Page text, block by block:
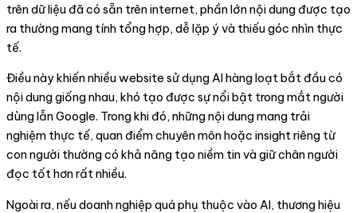
trên dữ liệu đã có sẵn trên internet, phần lớn nội dung được tạo
ra thường mang tính tổng hợp, dễ lặp ý và thiếu góc nhìn thực
tế.
Điều này khiến nhiều website sử dụng AI hàng loạt bắt đầu có
nội dung giống nhau, khó tạo được sự nổi bật trong mắt người
dùng lẫn Google. Trong khi đó, những nội dung mang trải
nghiệm thực tế, quan điểm chuyên môn hoặc insight riêng từ
con người thường có khả năng tạo niềm tin và giữ chân người
đọc tốt hơn rất nhiều.
Ngoài ra, nếu doanh nghiệp quá phụ thuộc vào AI, thương hiệu